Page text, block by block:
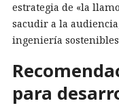
estrategia de «la
sacudir a la
ingeniería
para